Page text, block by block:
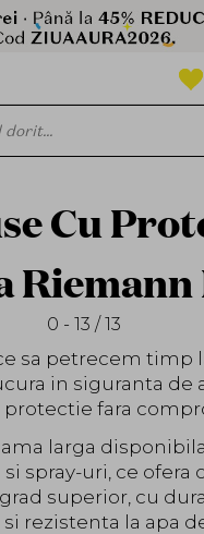
Cu
Riemann
0 - 13 / 13
sa petrecem timp
in siguranta de
protectie fara
larga
spray-uri, ce ofera
grad superior, cu
si rezistenta la apa